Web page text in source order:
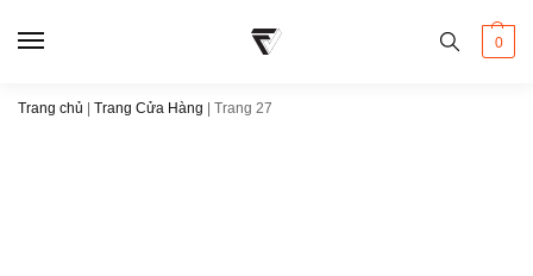
0
Trang chủ Trang Cửa Hàng Trang 27